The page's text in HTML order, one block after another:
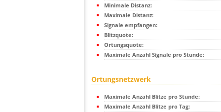
Minimale Distanz:
Maximale Distanz:
Signale empfangen:
Blitzquote:
Ortungsquote:
Maximale Anzahl Signale pro Stunde:
Ortungsnetzwerk
Maximale Anzahl Blitze pro Stunde:
Maximale Anzahl Blitze pro Tag: